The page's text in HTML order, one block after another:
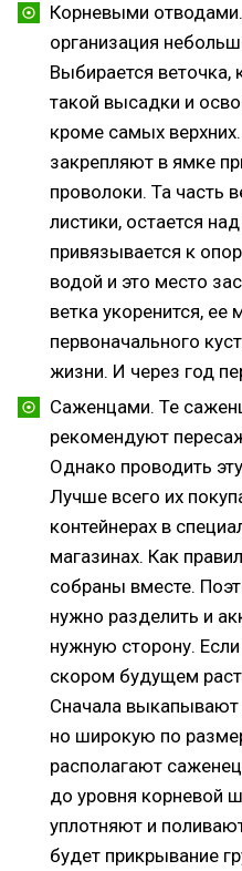
Корневыми
организация
Выбирается веточка,
такой высадки и
кроме самых
закрепляют в ямке
проволоки. Та часть
листики, остается
привязывается к
водой и это место
ветка укоренится,
первоначального
жизни. И через год
Саженцами. Те
рекомендуют
Однако проводить
Лучше всего их
контейнерах в
магазинах. Как
собраны вместе.
нужно разделить и
нужную сторону. Если
скором будущем
Сначала
но широкую по
располагают
до уровня корневой
уплотняют и
будет прикрывание